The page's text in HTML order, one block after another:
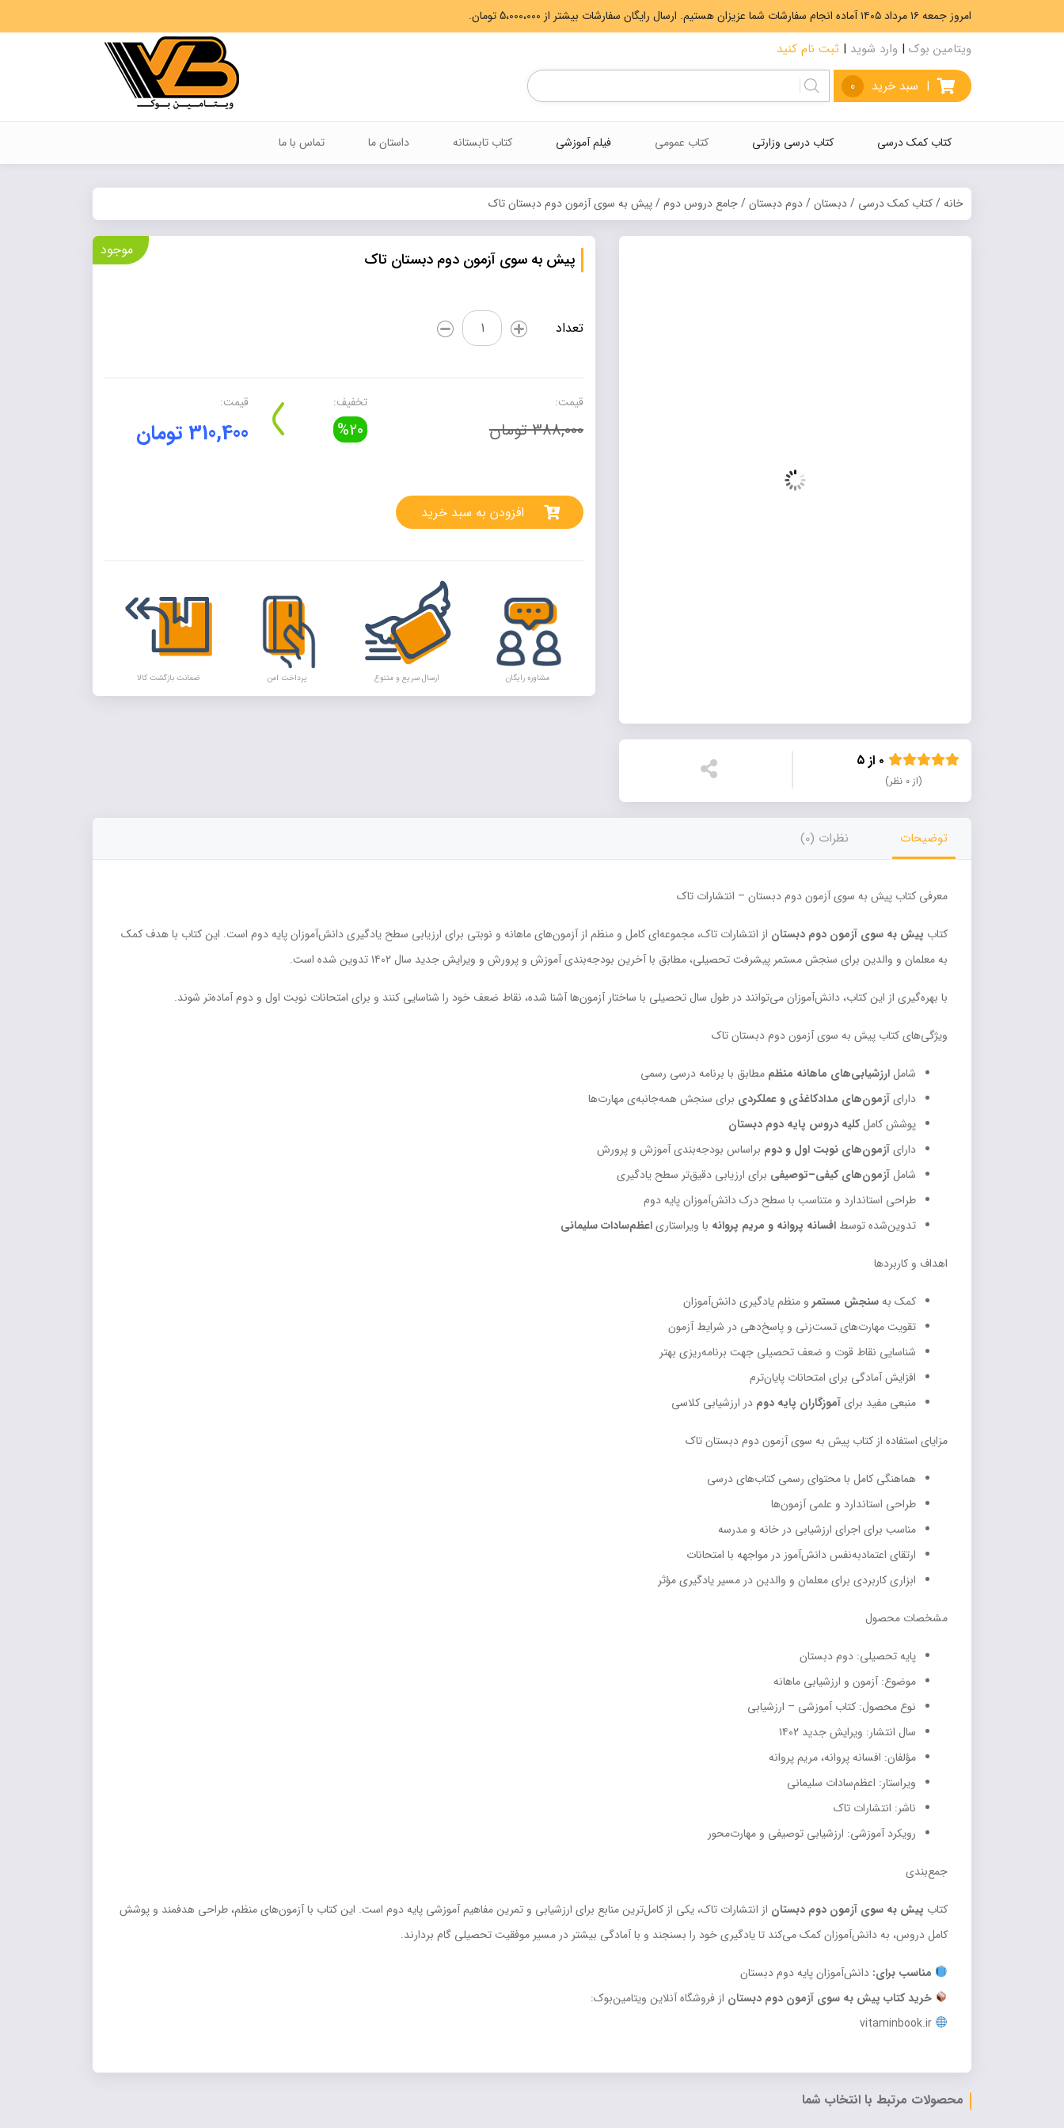
امروز جمعه ۱۶ مرداد ۱۴۰۵ آماده انجام سفارشات شما عزیزان هستیم. ارسال رایگان سفارشات بیشتر از 5،000،000 تومان.
ویتامین بوک | وارد شوید | ثبت نام کنید
| سبد خرید 0
Products
search
کتاب کمک درسی کتاب درسی وزارتی کتاب عمومی فیلم آموزشی کتاب تابستانه داستان ما تماس با ما
خانه/کتاب کمک درسی /دبستان/دوم دبستان/جامع دروس دوم/ پیش به سوی آزمون دوم دبستان تاک
(از ۰ نظر)
پیش به سوی آزمون دوم دبستان تاک موجود
تعداد
پیش
به
آزمون
تاک
قیمت:
388,000 تومان
تخفیف:
%20
قیمت:
310,400 تومان
افزودن به سبد خرید
مشاوره رایگان ارسال سریع و متنوع پرداخت امن ضمانت بازگشت کالا
توضیحات نظرات (0)
معرفی کتاب پیش به سوی آزمون دوم دبستان – انتشارات تاک
کتاب پیش به سوی آزمون دوم دبستان از انتشارات تاک، مجموعه‌ای کامل و منظم از آزمون‌های ماهانه و نوبتی برای ارزیابی سطح یادگیری دانش‌آموزان پایه دوم است. این کتاب با هدف کمک
به معلمان و والدین برای سنجش مستمر پیشرفت تحصیلی، مطابق با آخرین بودجه‌بندی آموزش و پرورش و ویرایش جدید سال ۱۴۰۲ تدوین شده است.
با بهره‌گیری از این کتاب، دانش‌آموزان می‌توانند در طول سال تحصیلی با ساختار آزمون‌ها آشنا شده، نقاط ضعف خود را شناسایی کنند و برای امتحانات نوبت اول و دوم آماده‌تر شوند.
ویژگی‌های کتاب پیش به سوی آزمون دوم دبستان تاک
شاملارزشیابی‌های ماهانه منظم مطابق با برنامه درسی رسمی
دارایآزمون‌های مدادکاغذی و عملکردی برای سنجش همه‌جانبه‌ی مهارت‌ها
پوشش کاملکلیه دروس پایه دوم دبستان
دارایآزمون‌های نوبت اول و دوم براساس بودجه‌بندی آموزش و پرورش
شاملآزمون‌های کیفی–توصیفی برای ارزیابی دقیق‌تر سطح یادگیری
طراحی استاندارد و متناسب با سطح درک دانش‌آموزان پایه دوم
تدوین‌شده توسط افسانه پروانه و مریم پروانه با ویراستاریاعظم‌سادات سلیمانی
اهداف و کاربردها
کمک بهسنجش مستمر و منظم یادگیری دانش‌آموزان
تقویت مهارت‌های تست‌زنی و پاسخ‌دهی در شرایط آزمون
شناسایی نقاط قوت و ضعف تحصیلی جهت برنامه‌ریزی بهتر
افزایش آمادگی برای امتحانات پایان‌ترم
منبعی مفید برایآموزگاران پایه دوم در ارزشیابی کلاسی
مزایای استفاده از کتاب پیش به سوی آزمون دوم دبستان تاک
هماهنگی کامل با محتوای رسمی کتاب‌های درسی
طراحی استاندارد و علمی آزمون‌ها
مناسب برای اجرای ارزشیابی در خانه و مدرسه
ارتقای اعتمادبه‌نفس دانش‌آموز در مواجهه با امتحانات
ابزاری کاربردی برای معلمان و والدین در مسیر یادگیری مؤثر
مشخصات محصول
پایه تحصیلی: دوم دبستان
موضوع: آزمون و ارزشیابی ماهانه
نوع محصول: کتاب آموزشی – ارزشیابی
سال انتشار: ویرایش جدید ۱۴۰۲
مؤلفان: افسانه پروانه، مریم پروانه
ویراستار: اعظم‌سادات سلیمانی
ناشر: انتشارات تاک
رویکرد آموزشی: ارزشیابی توصیفی و مهارت‌محور
جمع‌بندی
کتاب پیش به سوی آزمون دوم دبستان از انتشارات تاک، یکی از کامل‌ترین منابع برای ارزشیابی و تمرین مفاهیم آموزشی پایه دوم است. این کتاب با آزمون‌های منظم، طراحی هدفمند و پوشش
کامل دروس، به دانش‌آموزان کمک می‌کند تا یادگیری خود را بسنجند و با آمادگی بیشتر در مسیر موفقیت تحصیلی گام بردارند.
مناسب برای: دانش‌آموزان پایه دوم دبستان
خرید کتاب پیش به سوی آزمون دوم دبستان از فروشگاه آنلاین ویتامین‌بوک:
vitaminbook.ir
محصولات مرتبط با انتخاب شما